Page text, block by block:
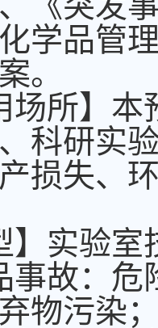
学品管
。
所】本
科研实
损失、
实验室
事故：
物污染